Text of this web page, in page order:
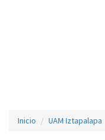
Inicio UAM Iztapalapa